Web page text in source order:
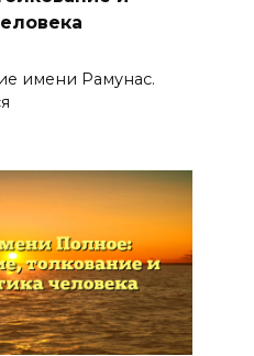
имени Рамунас.